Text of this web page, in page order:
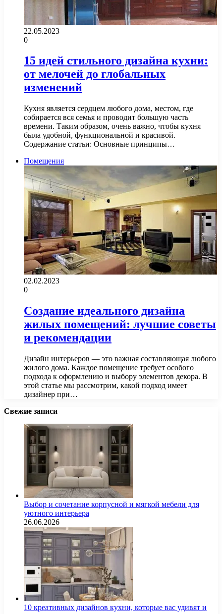
22.05.2023
0
15 идей стильного дизайна кухни:
от мелочей до глобальных
изменений
Кухня является сердцем любого дома, местом, где
собирается вся семья и проводит большую часть
времени. Таким образом, очень важно, чтобы кухня
была удобной, функциональной и красивой.
Содержание статьи: Основные принципы…
Помещения
02.02.2023
0
Создание идеального дизайна
жилых помещений: лучшие советы
и рекомендации
Дизайн интерьеров — это важная составляющая любого
жилого дома. Каждое помещение требует особого
подхода к оформлению и выбору элементов декора. В
этой статье мы рассмотрим, какой подход имеет
дизайнер при…
Свежие записи
Выбор и сочетание корпусной и мягкой мебели для
уютного интерьера
26.06.2026
10 креативных дизайнов кухни, которые вас удивят и